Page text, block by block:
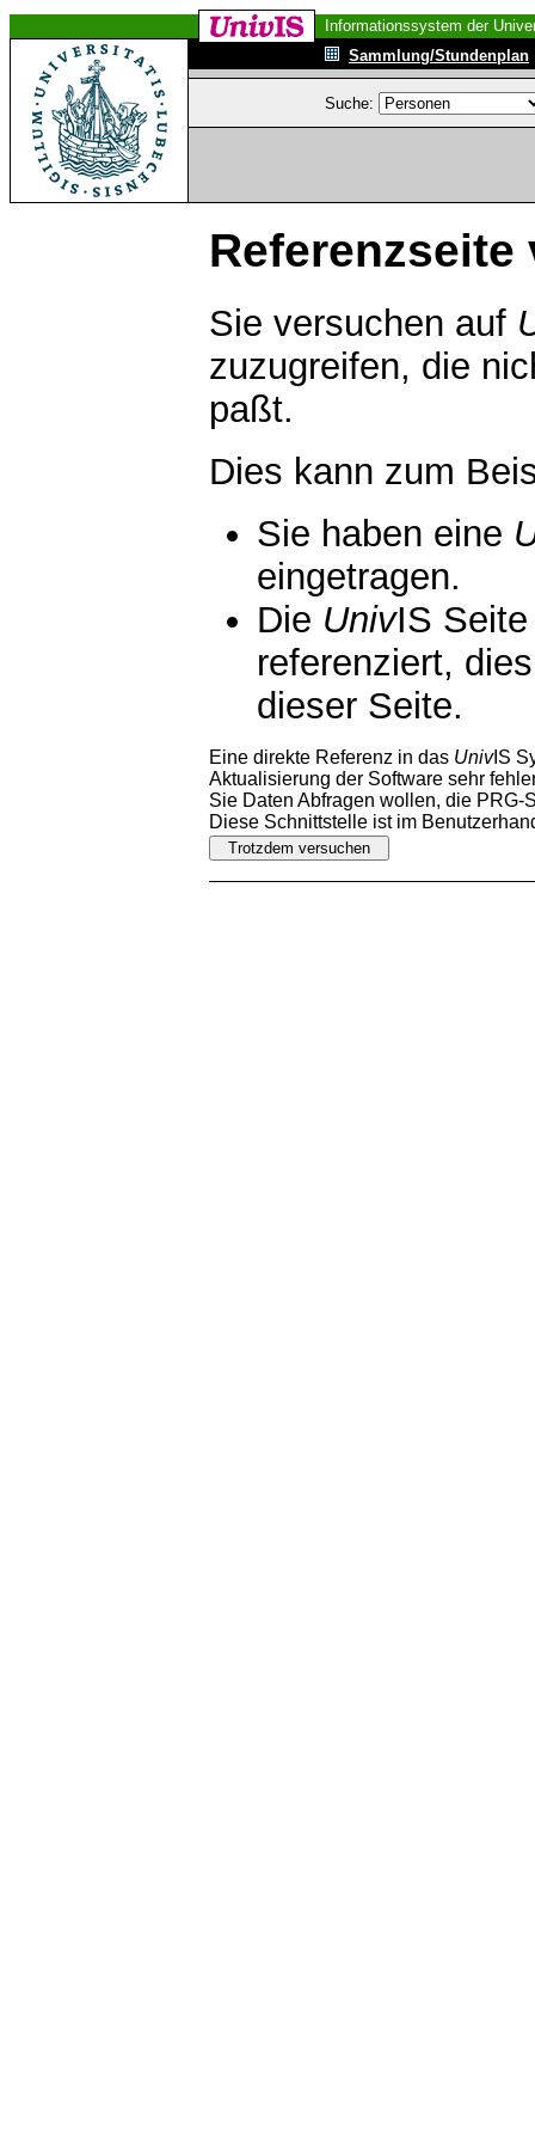
Informationssystem der
Sammlung/Stundenplan
Suche:
Referenzseite
Sie versuchen auf
zuzugreifen, die
paßt.
Dies kann zum
Sie haben eine
eingetragen.
Die UnivIS
referenziert,
dieser Seite.
Eine direkte Referenz in das UnivIS
Aktualisierung der Software sehr
Sie Daten Abfragen wollen, die PRG-
Diese Schnittstelle ist im